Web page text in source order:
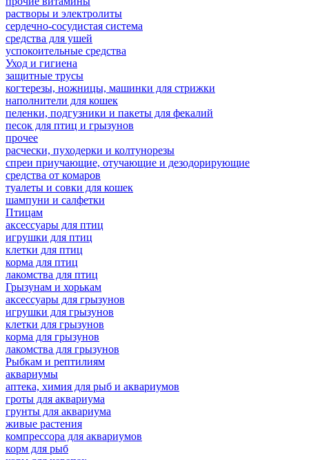
растворы и электролиты
сердечно-сосудистая система
средства для ушей
успокоительные средства
Уход и гигиена
защитные трусы
когтерезы, ножницы, машинки для стрижки
наполнители для кошек
пеленки, подгузники и пакеты для фекалий
песок для птиц и грызунов
прочее
расчески, пуходерки и колтунорезы
спреи приучающие, отучающие и дезодорирующие
средства от комаров
туалеты и совки для кошек
шампуни и салфетки
Птицам
аксессуары для птиц
игрушки для птиц
клетки для птиц
корма для птиц
лакомства для птиц
Грызунам и хорькам
аксессуары для грызунов
игрушки для грызунов
клетки для грызунов
корма для грызунов
лакомства для грызунов
Рыбкам и рептилиям
аквариумы
аптека, химия для рыб и аквариумов
гроты для аквариума
грунты для аквариума
живые растения
компрессора для аквариумов
корм для рыб